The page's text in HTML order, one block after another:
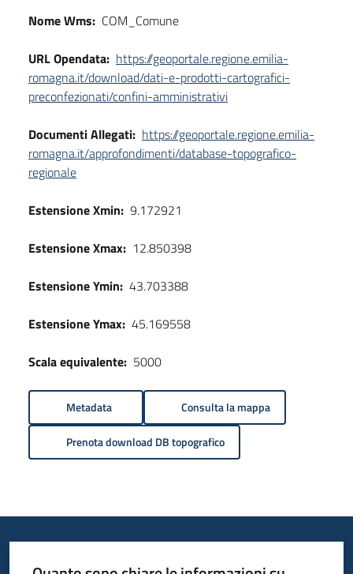
Nome Wms: COM_Comune
URL Opendata: https://geoportale.regione.emilia-
romagna.it/download/dati-e-prodotti-cartografici-
preconfezionati/confini-amministrativi
Documenti Allegati: https://geoportale.regione.emilia-
romagna.it/approfondimenti/database-topografico-
regionale
Estensione Xmin: 9.172921
Estensione Xmax: 12.850398
Estensione Ymin: 43.703388
Estensione Ymax: 45.169558
Scala equivalente: 5000
Metadata Consulta la mappa
Prenota download DB topografico